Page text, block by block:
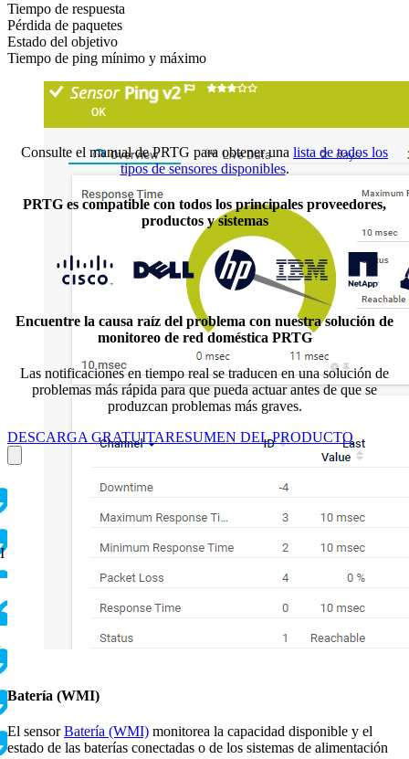
Tiempo de respuesta
Pérdida de paquetes
Estado del objetivo
Tiempo de ping mínimo y máximo
Batería (WMI)
El sensorBatería (WMI) monitorea la capacidad disponible y el
estado de las baterías conectadas o de los sistemas de alimentación
Consulte el manual de PRTG para obtener una lista de todos los
tipos de sensores disponibles.
PRTG es compatible con todos los principales proveedores,
productos y sistemas
Encuentre la causa raíz del problema con nuestra solución de
monitoreo de red doméstica PRTG
Las notificaciones en tiempo real se traducen en una solución de
problemas más rápida para que pueda actuar antes de que se
produzcan problemas más graves.
DESCARGA GRATUITARESUMEN DEL PRODUCTO